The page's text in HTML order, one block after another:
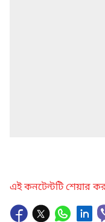
এই কনটেন্টটি শেয়ার